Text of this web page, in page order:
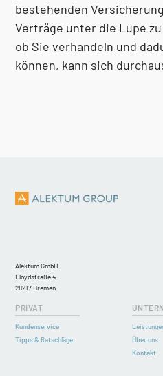
bestehenden
Verträge unter die Lupe
ob Sie verhandeln und
können, kann sich
Alektum GmbH
Lloydstraße 4
28217 Bremen
PRIVAT
Kundenservice
Tipps & Ratschläge
Über uns
Kontakt